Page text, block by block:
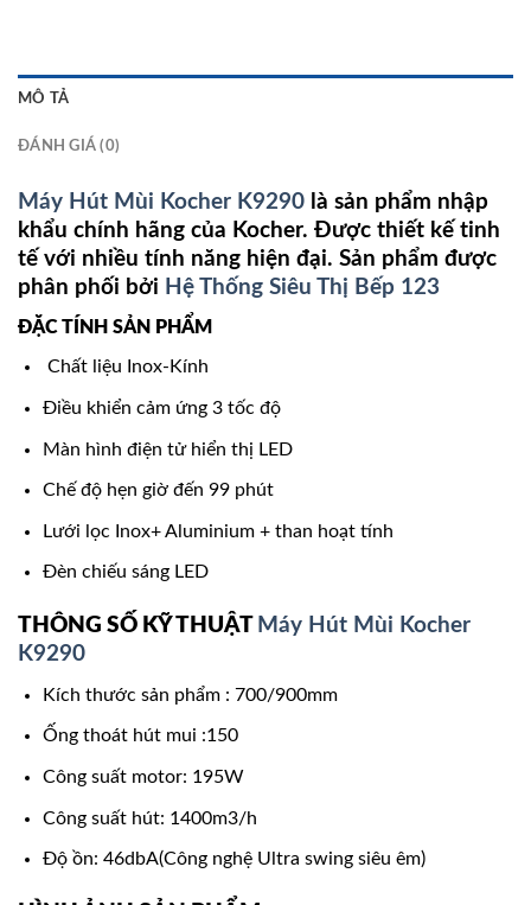
MÔ TẢ
ĐÁNH GIÁ (0)
Máy Hút Mùi Kocher K9290 là sản phẩm nhập
khẩu chính hãng của Kocher. Được thiết kế tinh
tế với nhiều tính năng hiện đại. Sản phẩm được
phân phối bởi Hệ Thống Siêu Thị Bếp 123
ĐẶC TÍNH SẢN PHẨM
Chất liệu Inox-Kính
Điều khiển cảm ứng 3 tốc độ
Màn hình điện tử hiển thị LED
Chế độ hẹn giờ đến 99 phút
Lưới lọc Inox+ Aluminium + than hoạt tính
Đèn chiếu sáng LED
THÔNG SỐ KỸ THUẬT Máy Hút Mùi Kocher
K9290
Kích thước sản phẩm : 700/900mm
Ống thoát hút mui :150
Công suất motor: 195W
Công suất hút: 1400m3/h
Độ ồn: 46dbA(Công nghệ Ultra swing siêu êm)